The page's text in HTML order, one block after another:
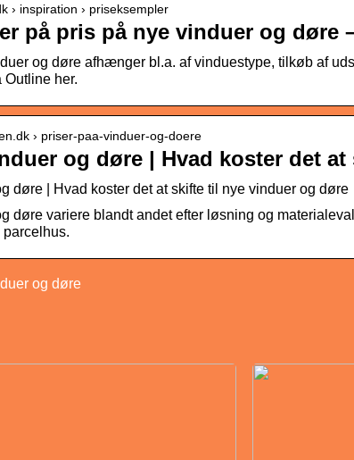
› inspiration › priseksempler
på pris på nye vinduer og døre
og døre afhænger bl.a. af vinduestype, tilkøb af
Outline her.
› priser-paa-vinduer-og-doere
og døre | Hvad koster det
døre | Hvad koster det at skifte til nye vinduer og døre
døre variere blandt andet efter løsning og
og døre